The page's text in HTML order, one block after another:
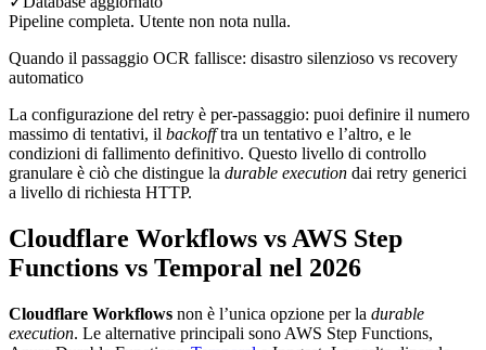
Pipeline completa. Utente non nota nulla.
Quando il passaggio OCR fallisce: disastro silenzioso vs recovery
automatico
La configurazione del retry è per-passaggio: puoi definire il numero
massimo di tentativi, il backofftra un tentativo e l’altro, e le
condizioni di fallimento definitivo. Questo livello di controllo
granulare è ciò che distingue la durable execution dai retry generici
a livello di richiesta HTTP.
Cloudflare Workflows vs AWS Step
Functions vs Temporal nel 2026
Cloudflare Workflows non è l’unica opzione per la durable
execution. Le alternative principali sono AWS Step Functions,